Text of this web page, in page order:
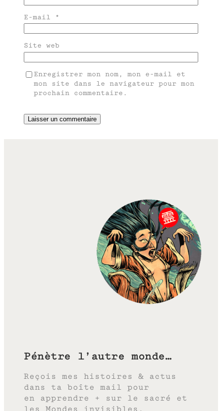
E-mail *
Site web
Enregistrer mon nom, mon e-mail et
mon site dans le navigateur pour mon
prochain commentaire.
Pénètre l’autre monde…
Reçois mes histoires & actus
dans ta boîte mail pour
en apprendre + sur le sacré et